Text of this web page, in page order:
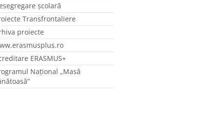
școlară
Transfrontaliere
proiecte
ERASMUS+
Național „Masă